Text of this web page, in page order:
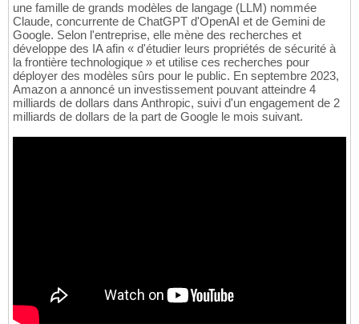
une famille de grands modèles de langage (LLM) nommée
Claude, concurrente de ChatGPT d'OpenAI et de Gemini de
Google. Selon l'entreprise, elle mène des recherches et
développe des IA afin « d'étudier leurs propriétés de sécurité à
la frontière technologique » et utilise ces recherches pour
déployer des modèles sûrs pour le public. En septembre 2023,
Amazon a annoncé un investissement pouvant atteindre 4
milliards de dollars dans Anthropic, suivi d'un engagement de 2
milliards de dollars de la part de Google le mois suivant.